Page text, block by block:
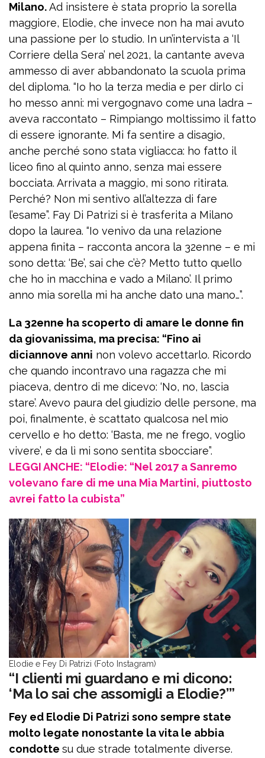
Milano.Ad insistere è stata proprio la sorella
maggiore, Elodie, che invece non ha mai avuto
una passione per lo studio. In un’intervista a ‘Il
Corriere della Sera’ nel 2021, la cantante aveva
ammesso di aver abbandonato la scuola prima
del diploma. “Io ho la terza media e per dirlo ci
ho messo anni: mi vergognavo come una ladra –
aveva raccontato – Rimpiango moltissimo il fatto
di essere ignorante. Mi fa sentire a disagio,
anche perché sono stata vigliacca: ho fatto il
liceo fino al quinto anno, senza mai essere
bocciata. Arrivata a maggio, mi sono ritirata.
Perché? Non mi sentivo all’altezza di fare
l’esame”. Fay Di Patrizi si è trasferita a Milano
dopo la laurea. “Io venivo da una relazione
appena finita – racconta ancora la 32enne – e mi
sono detta: ‘Be’, sai che c’è? Metto tutto quello
che ho in macchina e vado a Milano’. Il primo
anno mia sorella mi ha anche dato una mano…”.
La 32enne ha scoperto di amare le donne fin
da giovanissima, ma precisa: “Fino ai
diciannove anni non volevo accettarlo. Ricordo
che quando incontravo una ragazza che mi
piaceva, dentro di me dicevo: ‘No, no, lascia
stare’. Avevo paura del giudizio delle persone, ma
poi, finalmente, è scattato qualcosa nel mio
cervello e ho detto: ‘Basta, me ne frego, voglio
vivere’, e da lì mi sono sentita sbocciare”.
LEGGI ANCHE: “Elodie: “Nel 2017 a Sanremo
volevano fare di me una Mia Martini, piuttosto
avrei fatto la cubista”
Elodie e Fey Di Patrizi (Foto Instagram)
“I clienti mi guardano e mi dicono:
‘Ma lo sai che assomigli a Elodie?’”
Fey ed Elodie Di Patrizi sono sempre state
molto legate nonostante la vita le abbia
condotte su due strade totalmente diverse.